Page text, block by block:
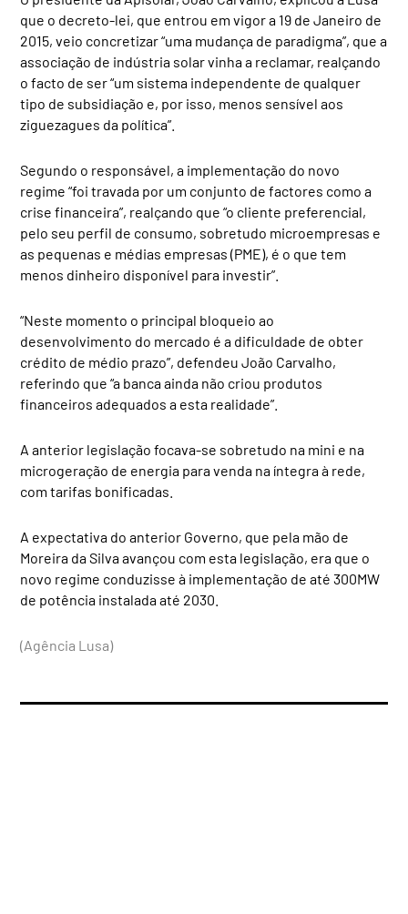
que o decreto-lei, que entrou em vigor a 19 de Janeiro de
2015, veio concretizar “uma mudança de paradigma”, que a
associação de indústria solar vinha a reclamar, realçando
o facto de ser “um sistema independente de qualquer
tipo de subsidiação e, por isso, menos sensível aos
ziguezagues da política”.
Segundo o responsável, a implementação do novo
regime “foi travada por um conjunto de factores como a
crise financeira”, realçando que “o cliente preferencial,
pelo seu perfil de consumo, sobretudo microempresas e
as pequenas e médias empresas (PME), é o que tem
menos dinheiro disponível para investir”.
“Neste momento o principal bloqueio ao
desenvolvimento do mercado é a dificuldade de obter
crédito de médio prazo”, defendeu João Carvalho,
referindo que “a banca ainda não criou produtos
financeiros adequados a esta realidade”.
A anterior legislação focava-se sobretudo na mini e na
microgeração de energia para venda na íntegra à rede,
com tarifas bonificadas.
A expectativa do anterior Governo, que pela mão de
Moreira da Silva avançou com esta legislação, era que o
novo regime conduzisse à implementação de até 300MW
de potência instalada até 2030.
(Agência Lusa)